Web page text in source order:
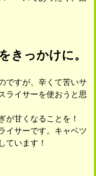
きっかけに。
ですが、辛くて苦いサ
ライサーを使おうと思
が甘くなることを！
イサーです。キャベツ
ています！